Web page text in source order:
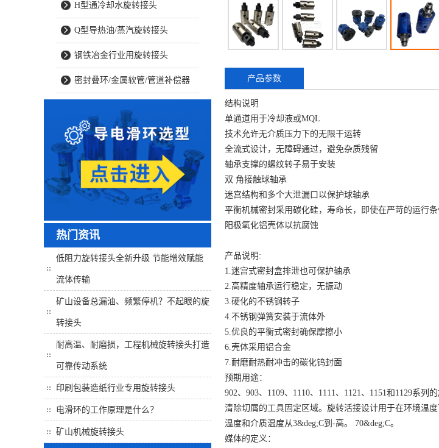
H型通冷却水旋转接头
Q型导热油/蒸汽旋转接头
钢铁冶金行业用旋转接头
密封叠环/金属软管/管道补偿器
热门资讯
低阻力旋转接头全新升级 节能增效赋能
流体传输
矿山设备总漏油、频繁停机？不起眼的旋
转接头
耐高温、耐磨损，工程机械旋转接头打造
可靠传动系统
印刷包装造纸行业专用旋转接头
电滑环的工作原理是什么？
矿山机械旋转接头
产品参数
结构说明
单通道用于冷却液或MQL
技术允许无介质压力下的无限干运转
全流式设计，无障碍通过，避免杂质残留
轴承支撑的螺纹转子易于安装
双 角接触球轴承
迷宫结构和多个大泄漏口以保护球轴承
平衡机械密封采用碳化硅，寿命长，即使在严苛的运行条
阳极氧化铝壳体以抗腐蚀
产品说明:
1.迷宫式密封盒排泄也可保护轴承
2.高精度轴承运行稳定，无振动
3.硬化的不锈钢转子
4.不锈钢弹簧安装于流体外
5.优良的平衡式密封确保摩擦小
6.壳体采用铝合金
7.耐磨耐热耐冲击的碳化钨封面
预期用途：
902、903、1109、1110、1111、1121、1151和1129系
清除切屑的工具固定区域。旋转活接设计用于在环境温
温度和介质温度从3&deg;C到-高。 70&deg;C。
媒体的定义：